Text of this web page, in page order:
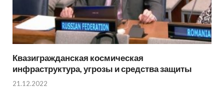
Квазигражданская космическая
инфраструктура, угрозы и средства защиты
21.12.2022